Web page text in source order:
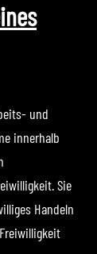
und
innerhalb
Sie
Handeln